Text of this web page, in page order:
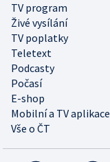
TV program
Živé vysílání
TV poplatky
Teletext
Podcasty
Počasí
E-shop
Mobilní a TV aplikace
Vše o ČT